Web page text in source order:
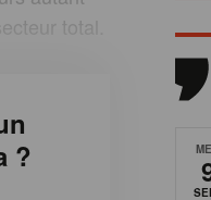
total.
?